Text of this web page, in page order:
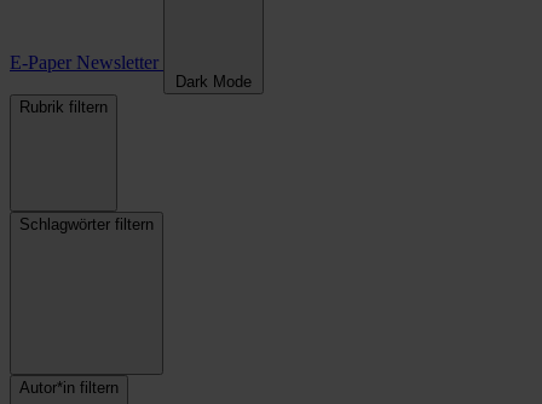
E-Paper Newsletter
Dark Mode
Rubrik filtern
Schlagwörter filtern
Autor*in filtern